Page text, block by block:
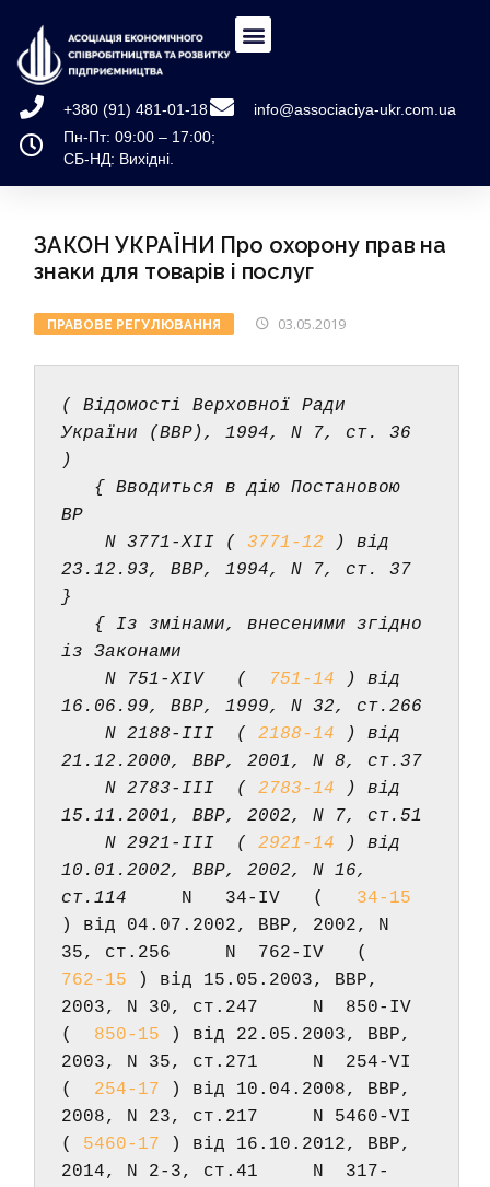
+380 (91) 481-01-18
info@associaciya-ukr.com.ua
Пн-Пт: 09:00 – 17:00;
СБ-НД: Вихідні.
ЗАКОН УКРАЇНИ Про охорону прав на
знаки для товарів і послуг
ПРАВОВЕ РЕГУЛЮВАННЯ 03.05.2019
( Відомості Верховної Ради
України (ВВР), 1994, N 7, ст. 36
)
  { Вводиться в дію Постановою
ВР
    N 3771-XII (
3771-12 ) від
23.12.93, ВВР, 1994, N 7, ст. 37
}
  { Із змінами, внесеними згідно
із Законами
    N 751-XIV   (
751-14 ) від
    N 2188-III  (
2188-14 ) від
    N 2783-III  (
2783-14 ) від
    N 2921-III  (
2921-14 ) від
10.01.2002, ВВР, 2002, N 16,
ст.114
     N   34-IV   (
34-15
) від 04.07.2002, ВВР, 2002, N
762-15 ) від 15.05.2003, ВВР,
2003, N 30, ст.247     N  850-IV
( 850-15 ) від 22.05.2003, ВВР,
2003, N 35, ст.271     N  254-VI
( 254-17 ) від 10.04.2008, ВВР,
2008, N 23, ст.217     N 5460-VI
( 5460-17 ) від 16.10.2012, ВВР,
2014, N 2-3, ст.41     N  317-